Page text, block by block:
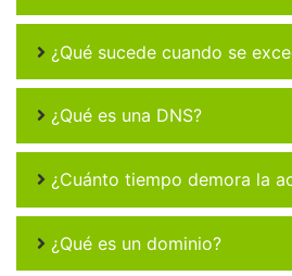
¿Qué sucede cuando se
¿Qué es una DNS?
¿Cuánto tiempo demora la
¿Qué es un dominio?